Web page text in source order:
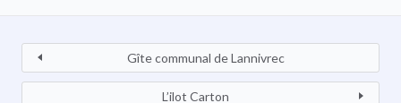
Gîte communal de Lannivrec
L’ilot Carton